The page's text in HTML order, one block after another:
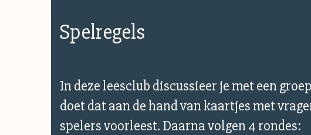
Spelregels
In deze leesclub discussieer je met een
doet dat aan de hand van kaartjes met
spelers voorleest. Daarna volgen 4 rondes: